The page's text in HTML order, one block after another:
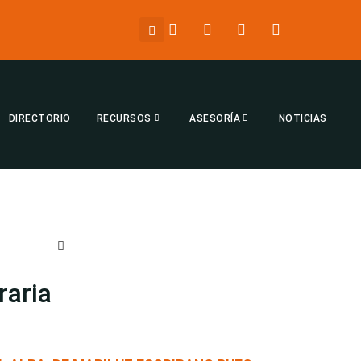
DIRECTORIO RECURSOS ASESORÍA NOTICIAS